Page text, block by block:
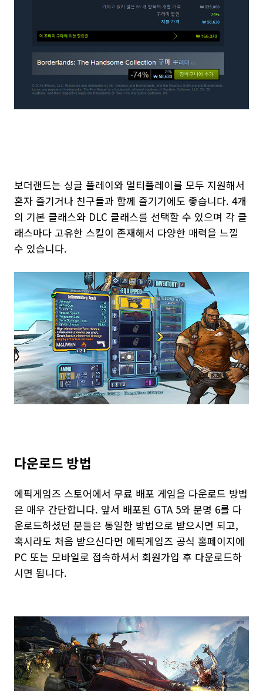
보더랜드는 싱글 플레이와 멀티플레이를 모두 지원해서
혼자 즐기거나 친구들과 함께 즐기기에도 좋습니다. 4개
의 기본 클래스와 DLC 클래스를 선택할 수 있으며 각 클
래스마다 고유한 스킬이 존재해서 다양한 매력을 느낄
수 있습니다.
다운로드 방법
에픽게임즈 스토어에서 무료 배포 게임을 다운로드 방법
은 매우 간단합니다. 앞서 배포된 GTA 5와 문명 6를 다
운로드하셨던 분들은 동일한 방법으로 받으시면 되고,
혹시라도 처음 받으신다면 에픽게임즈 공식 홈페이지에
PC 또는 모바일로 접속하셔서 회원가입 후 다운로드하
시면 됩니다.